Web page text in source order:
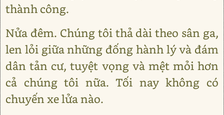
thành công.
Nửa đêm. Chúng tôi thả dài theo sân ga,
len lỏi giữa những đống hành lý và đám
dân tản cư, tuyệt vọng và mệt mỏi hơn
cả chúng tôi nữa. Tối nay không có
chuyến xe lửa nào.